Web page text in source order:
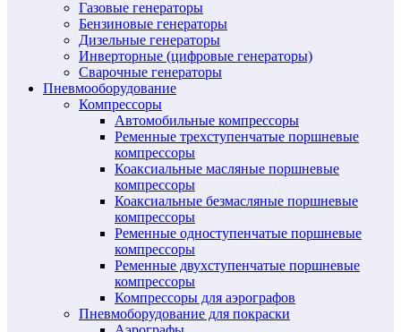
Газовые генераторы
Бензиновые генераторы
Дизельные генераторы
Инверторные (цифровые генераторы)
Сварочные генераторы
Пневмооборудование
Компрессоры
Автомобильные компрессоры
Ременные трехступенчатые поршневые
компрессоры
Коаксиальные масляные поршневые
компрессоры
Коаксиальные безмасляные поршневые
компрессоры
Ременные одноступенчатые поршневые
компрессоры
Ременные двухступенчатые поршневые
компрессоры
Компрессоры для аэрографов
Пневмоборудование для покраски